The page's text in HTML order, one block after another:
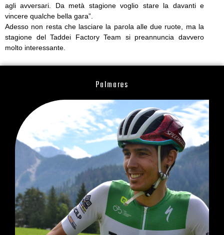
agli avversari. Da metà stagione voglio stare la davanti e
vincere qualche bella gara”.
Adesso non resta che lasciare la parola alle due ruote, ma la
stagione del Taddei Factory Team si preannuncia davvero
molto interessante.
Palmares